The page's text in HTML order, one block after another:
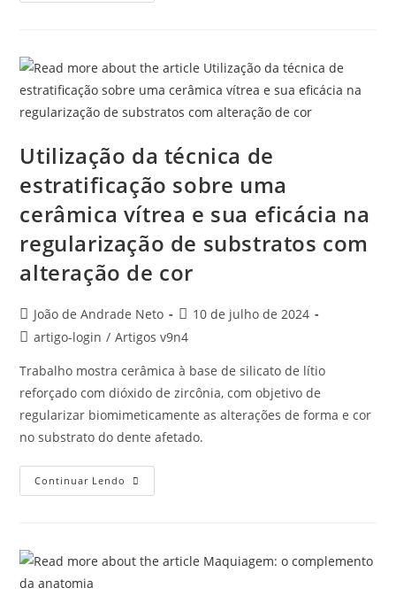
Utilização da técnica de
estratificação sobre uma
cerâmica vítrea e sua eficácia na
regularização de substratos com
alteração de cor
João de Andrade Neto
10 de julho de 2024
artigo-login / Artigos v9n4
Trabalho mostra cerâmica à base de silicato de lítio
reforçado com dióxido de zircônia, com objetivo de
regularizar biomimeticamente as alterações de forma e cor
no substrato do dente afetado.
Continuar Lendo